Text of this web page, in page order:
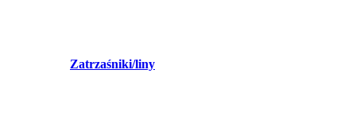
Zatrzaśniki/liny